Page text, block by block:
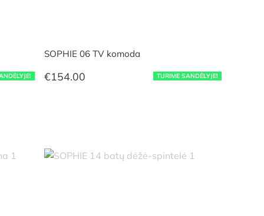
TURIME SANDĖLYJE!
SOPHIE 06 TV komoda
€154.00